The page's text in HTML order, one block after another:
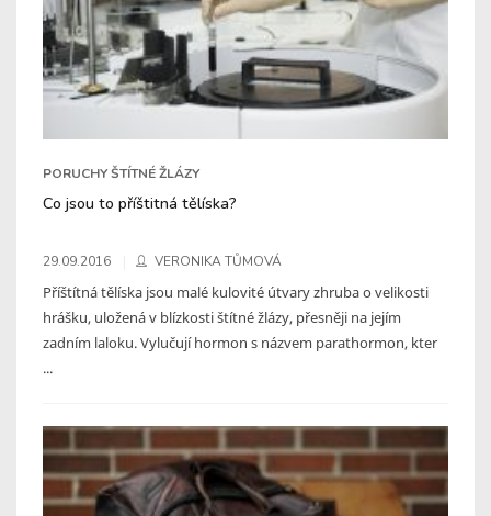
PORUCHY ŠTÍTNÉ ŽLÁZY
Co jsou to příštitná tělíska?
29.09.2016 VERONIKA TŮMOVÁ
Příštítná tělíska jsou malé kulovité útvary zhruba o velikosti
hrášku, uložená v blízkosti štítné žlázy, přesněji na jejím
zadním laloku. Vylučují hormon s názvem parathormon, kter
...